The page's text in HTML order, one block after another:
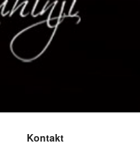
Kontakt